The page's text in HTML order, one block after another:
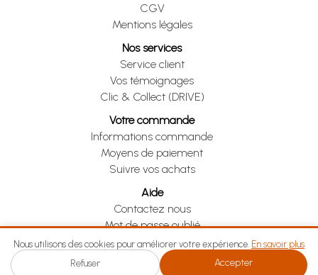
CGV
Mentions légales
Nos services
Service client
Vos témoignages
Clic & Collect (DRIVE)
Votre commande
Informations commande
Moyens de paiement
Suivre vos achats
Aide
Contactez nous
Mot de passe oublié
Je me rétracte
Nous utilisons des cookies pour améliorer votre expérience. En savoir plus
Refuser Accepter